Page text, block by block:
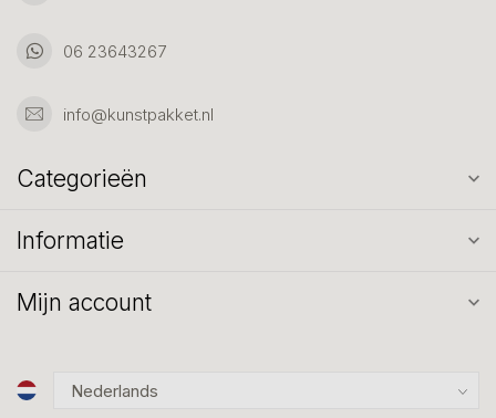
06 23643267
info@kunstpakket.nl
Categorieën
Informatie
Mijn account